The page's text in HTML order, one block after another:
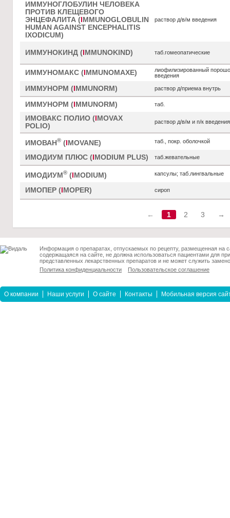
ИММУНОГЛОБУЛИН ЧЕЛОВЕКА
ПРОТИВ КЛЕЩЕВОГО
ЭНЦЕФАЛИТА ( MMUNOGLOBULIN
HUMAN AGAINST ENCEPHALITIS
IXODICUM)
раствор д/в/м введения
ИММУНОКИНД ( MMUNOKIND) таб.гомеопатические
ИММУНОМАКС ( MMUNOMAXE)
лиофилизированный
введения
ИММУНОРМ ( MMUNORM) раствор д/приема внутрь
ИММУНОРМ ( MMUNORM) таб.
ИМОВАКС ПОЛИО ( MOVAX
POLIO)
раствор д/в/м и п/к введения
ИМОВАН® (IMOVANE) таб., покр. оболочкой
ИМОДИУМ ПЛЮС ( MODIUM PLUS) таб.жевательные
ИМОДИУМ® (IMODIUM) капсулы; таб.лингвальные
ИМОПЕР ( MOPER) сироп
← 1 2 3 →
Информация о препаратах, отпускаемых по рецепту, размещенная на
содержащаяся на сайте, не должна использоваться пациентами для
представленных лекарственных препаратов и не может служить
Политика конфиденциальности
Пользовательское соглашение
О компании Наши услуги О сайте Контакты Мобильная версия